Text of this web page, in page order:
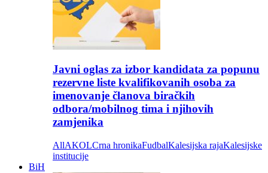
Javni oglas za izbor kandidata za popunu
rezervne liste kvalifikovanih osoba za
imenovanje članova biračkih
odbora/mobilnog tima i njihovih
zamjenika
AllAKOLCrna hronikaFudbalKalesijska rajaKalesijske
institucije
BiH